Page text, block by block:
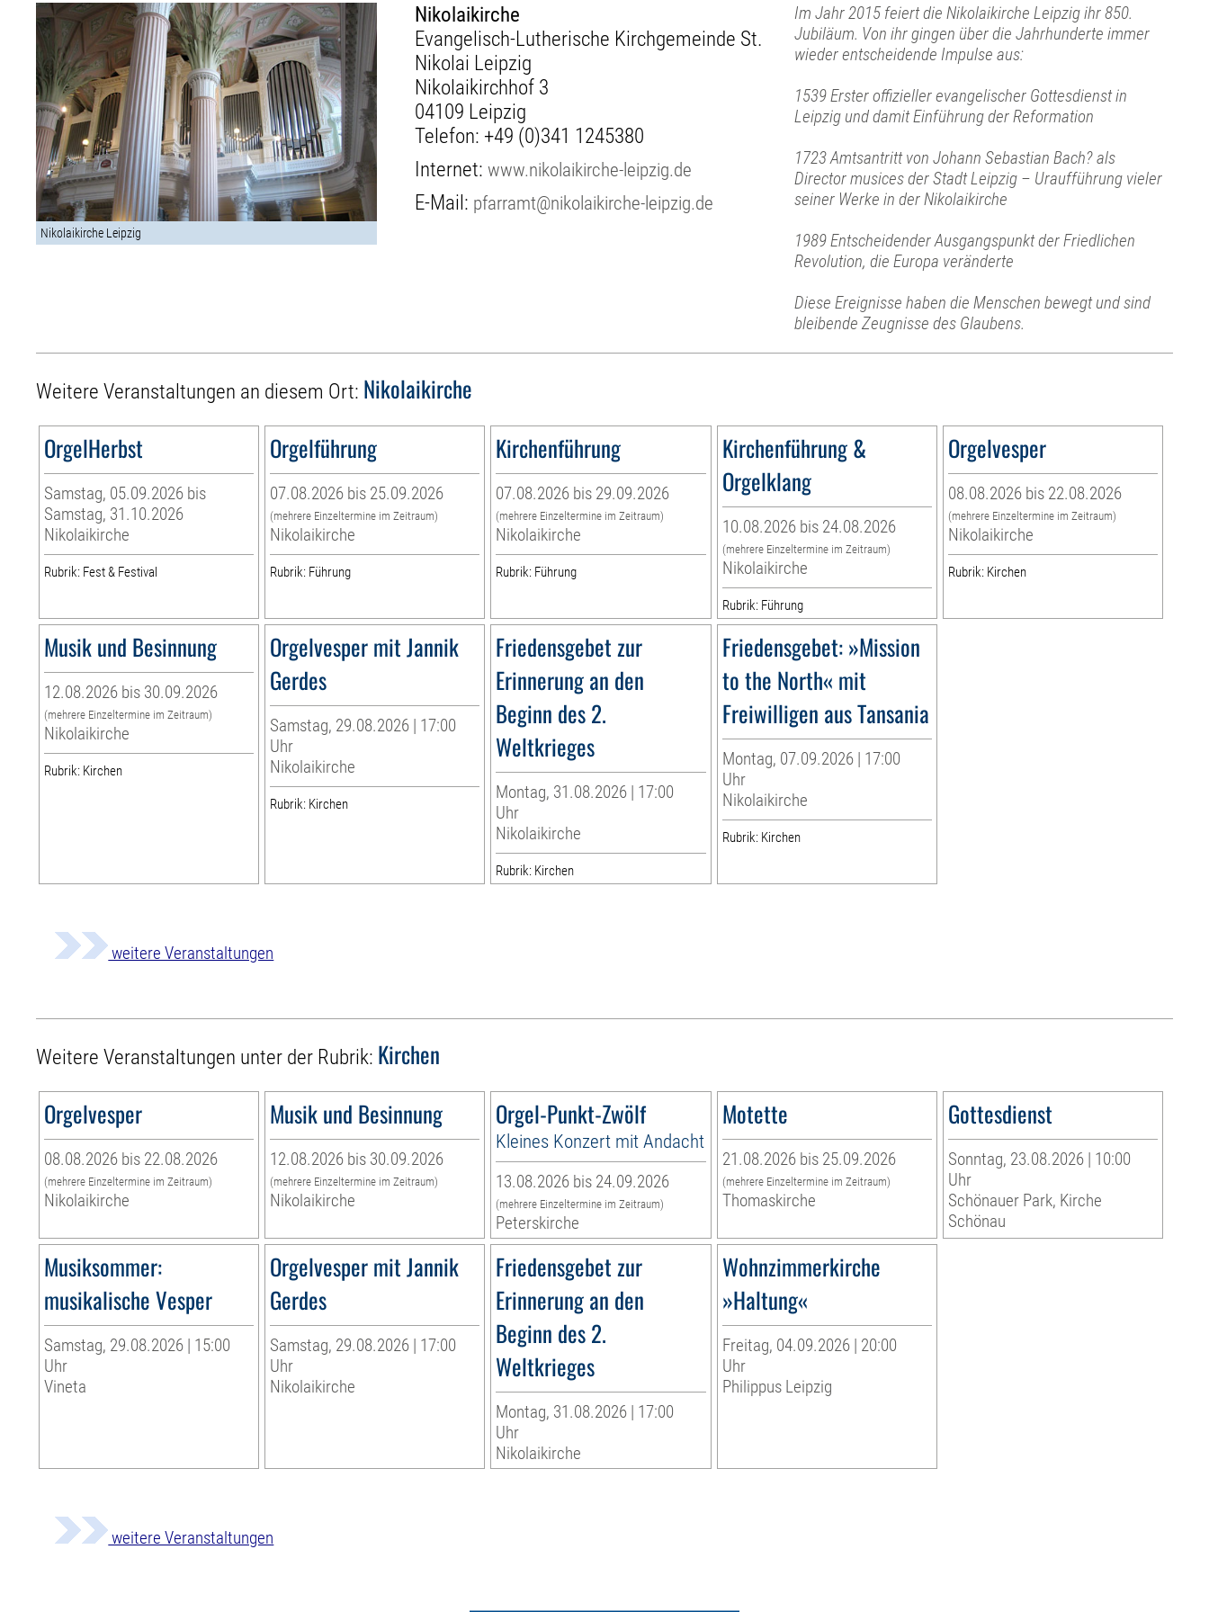
Nikolaikirche Leipzig
Nikolaikirche
Evangelisch-Lutherische Kirchgemeinde St.
Nikolai Leipzig
Nikolaikirchhof 3
04109 Leipzig
Telefon: +49 (0)341 1245380
Internet:www.nikolaikirche-leipzig.de
E-Mail: pfarramt@nikolaikirche-leipzig.de
Im Jahr 2015 feiert die Nikolaikirche Leipzig ihr 850.
Jubiläum. Von ihr gingen über die Jahrhunderte immer
wieder entscheidende Impulse aus:
1539 Erster offizieller evangelischer Gottesdienst in
Leipzig und damit Einführung der Reformation
1723 Amtsantritt von Johann Sebastian Bach? als
Director musices der Stadt Leipzig – Uraufführung vieler
seiner Werke in der Nikolaikirche
1989 Entscheidender Ausgangspunkt der Friedlichen
Revolution, die Europa veränderte
Diese Ereignisse haben die Menschen bewegt und sind
bleibende Zeugnisse des Glaubens.
Weitere Veranstaltungen an diesem Ort: Nikolaikirche
OrgelHerbst
Samstag, 05.09.2026 bis
Samstag, 31.10.2026
Nikolaikirche
Rubrik: Fest & Festival
Orgelführung
07.08.2026 bis 25.09.2026
(mehrere Einzeltermine im Zeitraum)
Nikolaikirche
Rubrik: Führung
Kirchenführung
07.08.2026 bis 29.09.2026
(mehrere Einzeltermine im Zeitraum)
Nikolaikirche
Rubrik: Führung
Kirchenführung &
Orgelklang
10.08.2026 bis 24.08.2026
(mehrere Einzeltermine im Zeitraum)
Nikolaikirche
Rubrik: Führung
Orgelvesper
08.08.2026 bis 22.08.2026
(mehrere Einzeltermine im Zeitraum)
Nikolaikirche
Rubrik: Kirchen
Musik und Besinnung
12.08.2026 bis 30.09.2026
(mehrere Einzeltermine im Zeitraum)
Nikolaikirche
Rubrik: Kirchen
Orgelvesper mit Jannik
Gerdes
Samstag, 29.08.2026 | 17:00
Uhr
Nikolaikirche
Rubrik: Kirchen
Friedensgebet zur
Erinnerung an den
Beginn des 2.
Weltkrieges
Montag, 31.08.2026 | 17:00
Uhr
Nikolaikirche
Rubrik: Kirchen
Friedensgebet: »Mission
to the North« mit
Freiwilligen aus Tansania
Montag, 07.09.2026 | 17:00
Uhr
Nikolaikirche
Rubrik: Kirchen
weitere Veranstaltungen
Weitere Veranstaltungen unter der Rubrik: Kirchen
Orgelvesper
08.08.2026 bis 22.08.2026
(mehrere Einzeltermine im Zeitraum)
Nikolaikirche
Musik und Besinnung
12.08.2026 bis 30.09.2026
(mehrere Einzeltermine im Zeitraum)
Nikolaikirche
Orgel-Punkt-Zwölf
Kleines Konzert mit Andacht
13.08.2026 bis 24.09.2026
(mehrere Einzeltermine im Zeitraum)
Peterskirche
Motette
21.08.2026 bis 25.09.2026
(mehrere Einzeltermine im Zeitraum)
Thomaskirche
Gottesdienst
Sonntag, 23.08.2026 | 10:00
Uhr
Schönauer Park, Kirche
Schönau
Musiksommer:
musikalische Vesper
Samstag, 29.08.2026 | 15:00
Uhr
Vineta
Orgelvesper mit Jannik
Gerdes
Samstag, 29.08.2026 | 17:00
Uhr
Nikolaikirche
Friedensgebet zur
Erinnerung an den
Beginn des 2.
Weltkrieges
Montag, 31.08.2026 | 17:00
Uhr
Nikolaikirche
Wohnzimmerkirche
»Haltung«
Freitag, 04.09.2026 | 20:00
Uhr
Philippus Leipzig
weitere Veranstaltungen